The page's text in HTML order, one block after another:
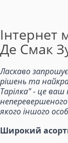
Інтернет
Де Смак
Ласкаво
рішень та
Тарілка" - це
якого іншого
Широкий